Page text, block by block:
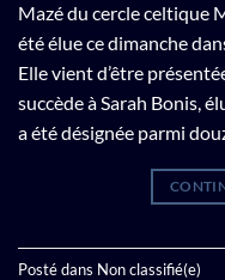
Mazé du cercle celtique
été élue ce dimanche
Elle vient d’être
succède à Sarah Bonis,
a été désignée parmi
Posté dans Non classifié(e)